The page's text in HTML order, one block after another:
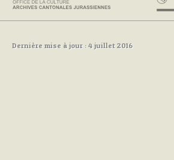
Dernière mise à jour : 4 juillet 2016